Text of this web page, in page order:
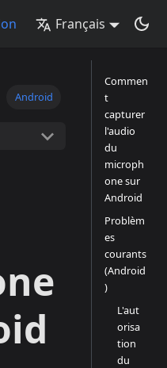
Français
Android
Commen
t
capturer
l'audio
du
microph
one sur
Android
Problèm
es
courants
(Android
)
L'aut
orisa
tion
du